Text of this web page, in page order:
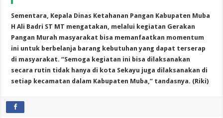
Sementara, Kepala Dinas Ketahanan Pangan Kabupaten Muba
H Ali Badri ST MT mengatakan, melalui kegiatan Gerakan
Pangan Murah masyarakat bisa memanfaatkan momentum
ini untuk berbelanja barang kebutuhan yang dapat terserap
di masyarakat. “Semoga kegiatan ini bisa dilaksanakan
secara rutin tidak hanya di kota Sekayu juga dilaksanakan di
setiap kecamatan dalam Kabupaten Muba,” tandasnya. (Riki)